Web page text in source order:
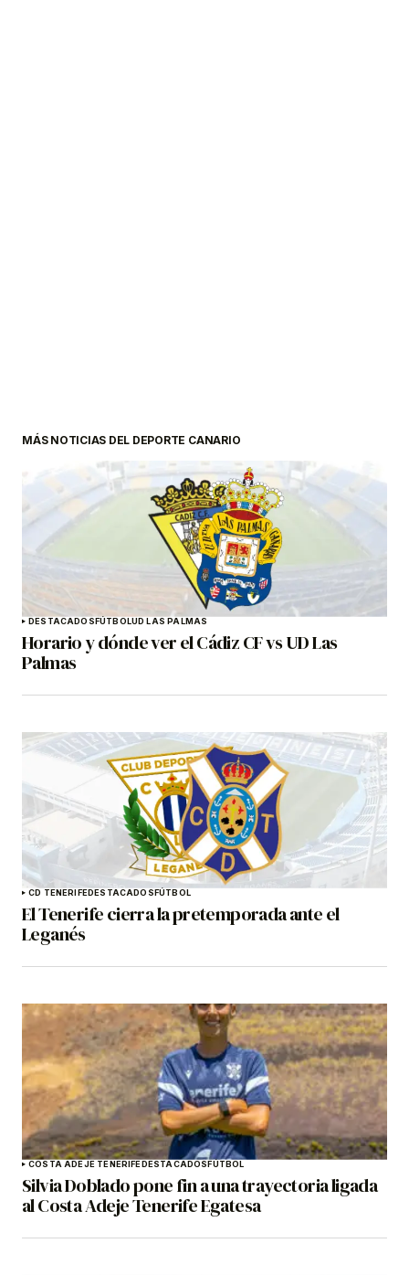
MÁS NOTICIAS DEL DEPORTE CANARIO
DESTACADOSFÚTBOLUD LAS PALMAS
Horario y dónde ver el Cádiz CF vs UD Las
Palmas
CD TENERIFEDESTACADOSFÚTBOL
El Tenerife cierra la pretemporada ante el
Leganés
COSTA ADEJE TENERIFEDESTACADOSFÚTBOL
Silvia Doblado pone fin a una trayectoria ligada
al Costa Adeje Tenerife Egatesa